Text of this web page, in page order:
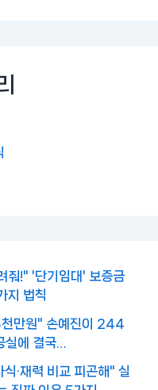
줘!" '단기임대' 보증금
지 법칙
만원" 손예진이 244
실에 결국…
·재력 비교 피곤해" 실